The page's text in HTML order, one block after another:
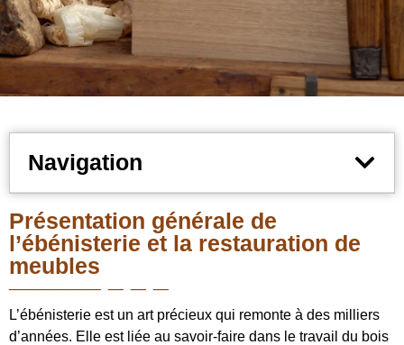
Navigation
Présentation générale de
l’ébénisterie et la restauration de
meubles
L’ébénisterie est un art précieux qui remonte à des milliers
d’années. Elle est liée au savoir-faire dans le travail du bois